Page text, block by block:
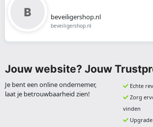
beveiligershop.nl
beveiligershop.nl
Jouw website? Jouw
Je bent een online ondernemer,
laat je betrouwbaarheid zien!
Echte
Zorg
vinden